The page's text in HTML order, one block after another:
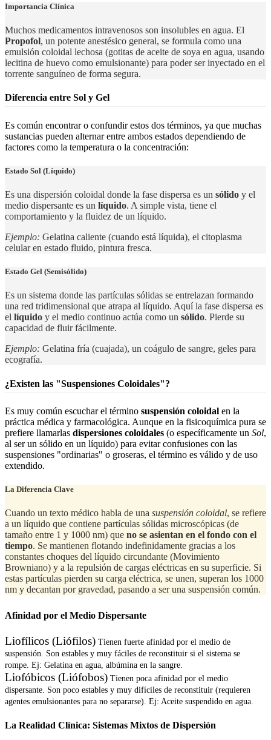
Importancia Clínica
Muchos medicamentos intravenosos son insolubles en agua. El
Propofol, un potente anestésico general, se formula como una
emulsión coloidal lechosa (gotitas de aceite de soya en agua, usando
lecitina de huevo como emulsionante) para poder ser inyectado en el
torrente sanguíneo de forma segura.
Diferencia entre Sol y Gel
Es común encontrar o confundir estos dos términos, ya que muchas
sustancias pueden alternar entre ambos estados dependiendo de
factores como la temperatura o la concentración:
Estado Sol (Líquido)
Es una dispersión coloidal donde la fase dispersa es un sólido y el
medio dispersante es un líquido. A simple vista, tiene el
comportamiento y la fluidez de un líquido.
Ejemplo: Gelatina caliente (cuando está líquida), el citoplasma
celular en estado fluido, pintura fresca.
Estado Gel (Semisólido)
Es un sistema donde las partículas sólidas se entrelazan formando
una red tridimensional que atrapa al líquido. Aquí la fase dispersa es
el líquido y el medio continuo actúa como un sólido. Pierde su
capacidad de fluir fácilmente.
Ejemplo: Gelatina fría (cuajada), un coágulo de sangre, geles para
ecografía.
¿Existen las "Suspensiones Coloidales"?
Es muy común escuchar el término suspensión coloidal en la
práctica médica y farmacológica. Aunque en la fisicoquímica pura se
prefiere llamarlas dispersiones coloidales (o específicamente un Sol,
al ser un sólido en un líquido) para evitar confusiones con las
suspensiones "ordinarias" o groseras, el término es válido y de uso
extendido.
La Diferencia Clave
Cuando un texto médico habla de una suspensión coloidal, se refiere
a un líquido que contiene partículas sólidas microscópicas (de
tamaño entre 1 y 1000 nm) que no se asientan en el fondo con el
tiempo. Se mantienen flotando indefinidamente gracias a los
constantes choques del líquido circundante (Movimiento
Browniano) y a la repulsión de cargas eléctricas en su superficie. Si
estas partículas pierden su carga eléctrica, se unen, superan los 1000
nm y decantan por gravedad, pasando a ser una suspensión común.
Afinidad por el Medio Dispersante
Liofílicos (Liófilos) Tienen fuerte afinidad por el medio de
suspensión. Son estables y muy fáciles de reconstituir si el sistema se
rompe. Ej: Gelatina en agua, albúmina en la sangre.
Liofóbicos (Liófobos) Tienen poca afinidad por el medio
dispersante. Son poco estables y muy difíciles de reconstituir (requieren
agentes emulsionantes para no separarse). Ej: Aceite suspendido en agua.
La Realidad Clínica: Sistemas Mixtos de Dispersión